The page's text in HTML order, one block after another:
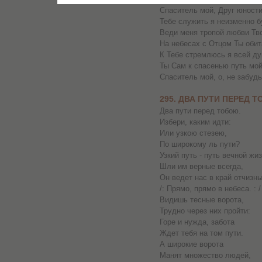
Спаситель мой, Друг
Тебе служить я неизменно
Веди меня тропой любви
На небесах с Отцом Ты
К Тебе стремлюсь я всей
Ты Сам к спасенью путь
Спаситель мой, о, не
295. ДВА ПУТИ ПЕРЕД
Два пути перед тобою.
Избери, каким идти:
Или узкою стезею,
По широкому ль пути?
Узкий путь - путь вечной
Шли им верные всегда,
Он ведет нас в край
/: Прямо, прямо в небеса. : /
Видишь тесные ворота,
Трудно через них пройти:
Горе и нужда, забота
Ждет тебя на том пути.
А широкие ворота
Манят множество людей,